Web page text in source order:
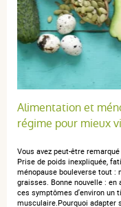
Très bien
Alimentation et
régime pour mieux
Vous avez peut-être
Prise de poids inexpliquée,
ménopause bouleverse tout :
graisses. Bonne nouvelle :
ces symptômes d'environ un
musculaire.Pourquoi adapter